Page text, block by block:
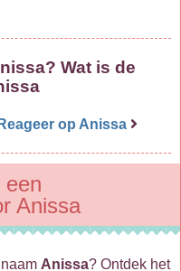
Wat is de
Reageer op Anissa
een
Anissa
Anissa? Ontdek het